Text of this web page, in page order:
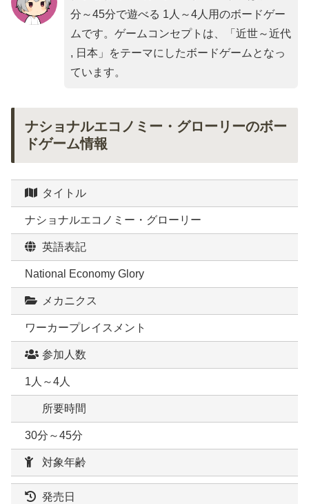
分～45分で遊べる 1人～4人用のボードゲー
ムです。ゲームコンセプトは、「 近世～近代
, 日本 」をテーマにしたボードゲームとなっ
ています。
ナショナルエコノミー・グローリーのボー
ドゲーム情報
タイトル
ナショナルエコノミー・グローリー
英語表記
National Economy Glory
メカニクス
ワーカープレイスメント
参加人数
1人～4人
所要時間
30分～45分
対象年齢
発売日